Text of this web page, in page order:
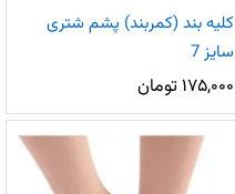
کلیه بند (کمربند) پشم شتری
سایز 7
۱۷۵,۰۰۰ تومان